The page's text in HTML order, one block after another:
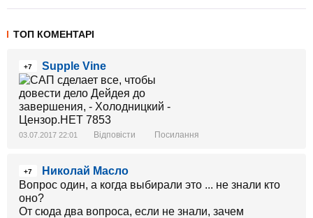
ТОП КОМЕНТАРІ
+7 Supple Vine
03.07.2017 22:01 Відповісти Посилання
+7
Николай Масло
Вопрос один, а когда выбирали это ... не знали кто
оно?
От сюда два вопроса, если не знали, зачем